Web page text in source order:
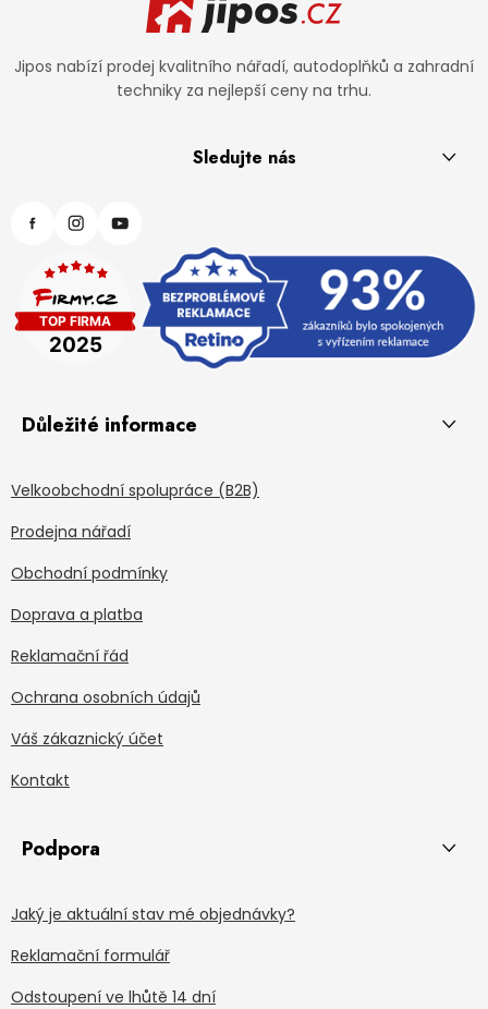
Jipos nabízí prodej kvalitního nářadí, autodoplňků a zahradní
techniky za nejlepší ceny na trhu.
Sledujte nás
Důležité informace
Velkoobchodní spolupráce (B2B)
Prodejna nářadí
Obchodní podmínky
Doprava a platba
Reklamační řád
Ochrana osobních údajů
Váš zákaznický účet
Kontakt
Podpora
Jaký je aktuální stav mé objednávky?
Reklamační formulář
Odstoupení ve lhůtě 14 dní